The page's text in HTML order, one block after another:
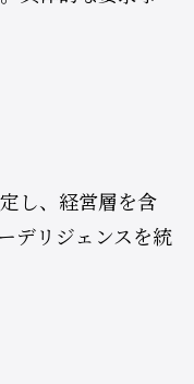
し、経営層を含
デリジェンスを統